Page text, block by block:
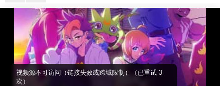
41
42
视频源不可访问（链接失效或跨域限制）（已重试 3
次）